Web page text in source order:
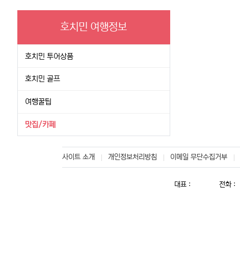
호치민 여행정보
호치민 투어상품
호치민 골프
여행꿀팁
맛집/카페
사이트 소개 개인정보처리방침 이메일 무단수집거부
대표 : 전화 :